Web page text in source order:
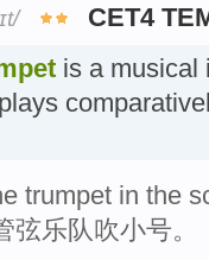
CET4
is a musical
trumpet in the
弦乐队吹小号。